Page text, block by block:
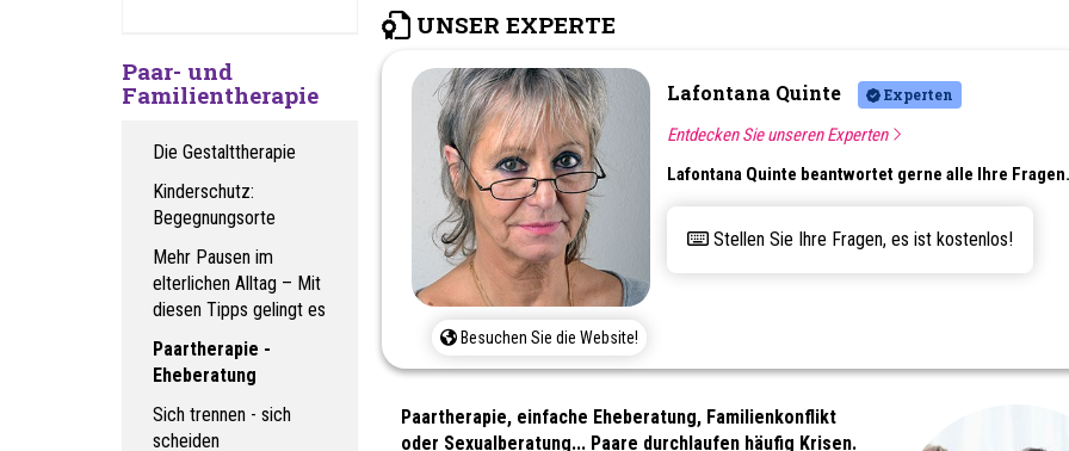
Paar- und
Familientherapie
Die Gestalttherapie
Kinderschutz:
Begegnungsorte
Mehr Pausen im
elterlichen Alltag – Mit
diesen Tipps gelingt es
Paartherapie -
Eheberatung
Sich trennen - sich
scheiden
UNSER EXPERTE
Besuchen Sie die Website!
Lafontana Quinte Experten
Entdecken Sie unseren Experten
Lafontana Quinte beantwortet gerne alle Ihre
Stellen Sie Ihre Fragen, es ist kostenlos!
Paartherapie, einfache Eheberatung, Familienkonflikt
oder Sexualberatung... Paare durchlaufen häufig Krisen.